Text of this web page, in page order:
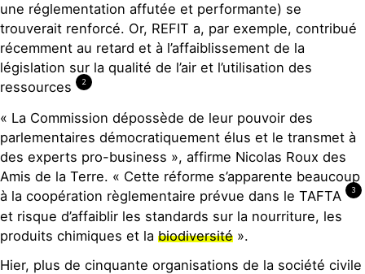
une réglementation affutée et performante) se
trouverait renforcé. Or, REFIT a, par exemple, contribué
récemment au retard et à l’affaiblissement de la
législation sur la qualité de l’air et l’utilisation des
ressources
2
« La Commission dépossède de leur pouvoir des
parlementaires démocratiquement élus et le transmet à
des experts pro-business », affirme Nicolas Roux des
Amis de la Terre. « Cette réforme s’apparente beaucoup
à la coopération règlementaire prévue dans le TAFTA
3
et risque d’affaiblir les standards sur la nourriture, les
produits chimiques et la biodiversité ».
Hier, plus de cinquante organisations de la société civile